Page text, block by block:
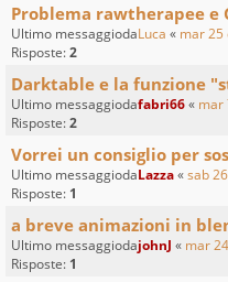
Problema rawtherapee e
Ultimo messaggiodaLuca « mar 25
Risposte:2
Darktable e la funzione
Ultimo messaggiodafabri66« mar
Risposte:2
Vorrei un consiglio per
Ultimo messaggiodaLazza«sab
Risposte: 1
a breve animazioni in
Ultimo messaggiodajohnJ « mar
Risposte: 1